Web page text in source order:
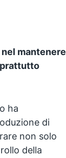
mantenere
ha
di
non solo
della